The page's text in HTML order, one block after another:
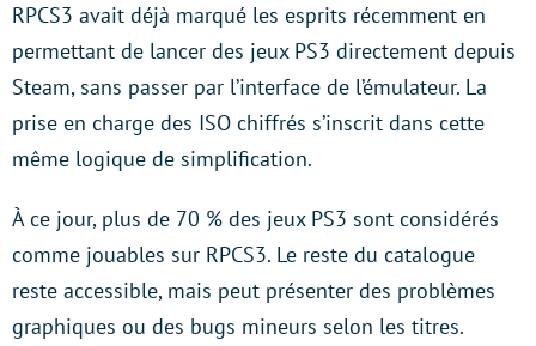
RPCS3 avait déjà marqué les esprits récemment en
permettant de lancer des jeux PS3 directement depuis
Steam, sans passer par l’interface de l’émulateur. La
prise en charge des ISO chiffrés s’inscrit dans cette
même logique de simplification.
À ce jour, plus de 70 % des jeux PS3 sont considérés
comme jouables sur RPCS3. Le reste du catalogue
reste accessible, mais peut présenter des problèmes
graphiques ou des bugs mineurs selon les titres.